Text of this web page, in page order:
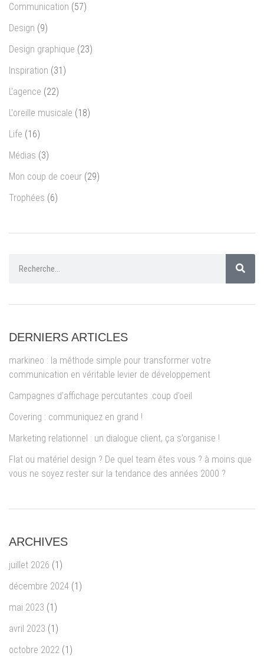
Communication (57)
Design (9)
Design graphique (23)
Inspiration (31)
L'agence (22)
L'oreille musicale (18)
Life (16)
Médias (3)
Mon coup de coeur (29)
Trophées (6)
DERNIERS ARTICLES
markineo : la méthode simple pour transformer votre
communication en véritable levier de développement
Campagnes d’affichage percutantes :coup d’oeil
Covering : communiquez en grand !
Marketing relationnel : un dialogue client, ça s’organise !
Flat ou matériel design ? De quel team êtes vous ? à moins que
vous ne soyez rester sur la tendance des années 2000 ?
ARCHIVES
juillet 2026 (1)
décembre 2024 (1)
mai 2023 (1)
avril 2023 (1)
octobre 2022 (1)